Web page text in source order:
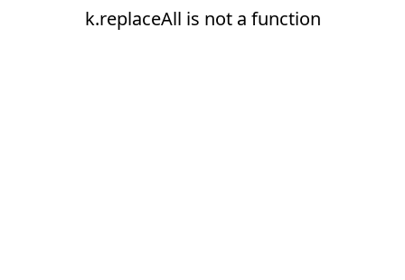
k.replaceAll is not a function